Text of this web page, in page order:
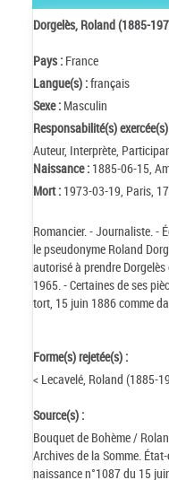
Dorgelès, Roland (1885-
Pays : France
Langue(s) :français
Sexe : Masculin
Responsabilité(s)
Auteur, Interprète,
Naissance : 1885-06-15,
Mort : 1973-03-19, Paris,
Romancier. - Journaliste. -
le pseudonyme Roland
autorisé à prendre
1965. - Certaines de ses
tort, 15 juin 1886 comme
Forme(s) rejetée(s) :
< Lecavelé, Roland (1885-
Source(s) :
Bouquet de Bohème /
Archives de la Somme.
naissance n°1087 du 15